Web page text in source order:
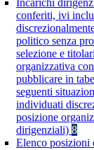
Incarichi
conferiti, ivi
politico senza
selezione e
organizzativa
pubblicare in
seguenti
individuati
posizione
dirigenziali) 8
Elenco posizioni